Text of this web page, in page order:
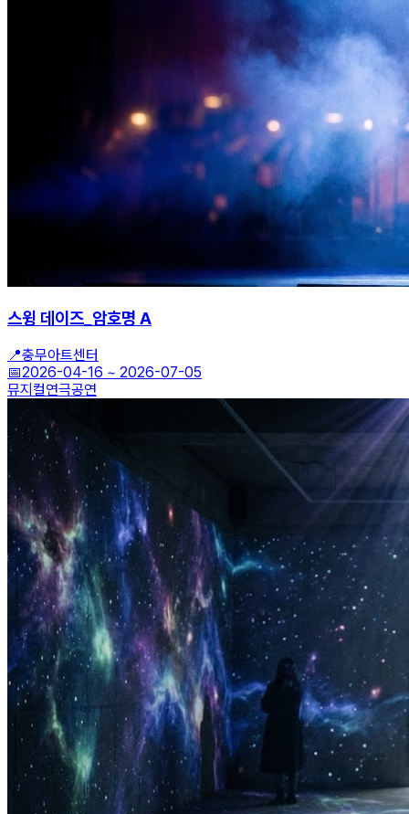
스윙 데이즈_암호명 A
📍충무아트센터
📅2026-04-16 ~ 2026-07-05
뮤지컬연극공연